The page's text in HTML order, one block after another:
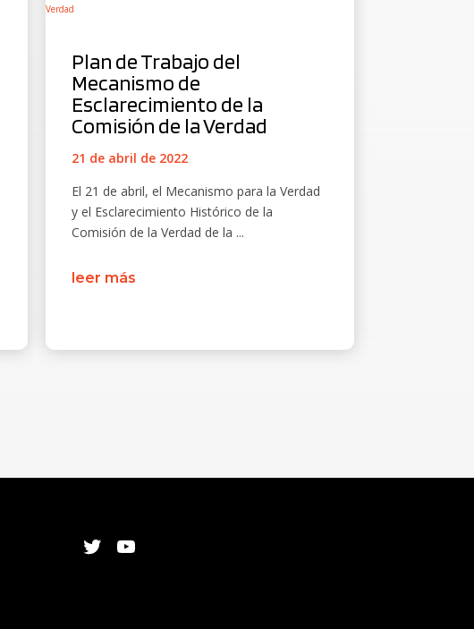
Plan de Trabajo del
Mecanismo de
Esclarecimiento de la
Comisión de la Verdad
21 de abril de 2022
El 21 de abril, el Mecanismo para la Verdad
y el Esclarecimiento Histórico de la
Comisión de la Verdad de la ...
leer más
TwitterYouTube